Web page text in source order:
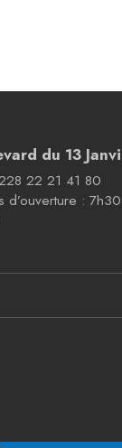
du 13
22 21 41 80
d’ouverture :